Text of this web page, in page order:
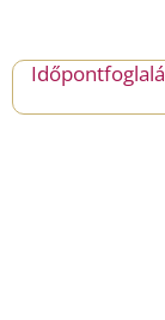
content